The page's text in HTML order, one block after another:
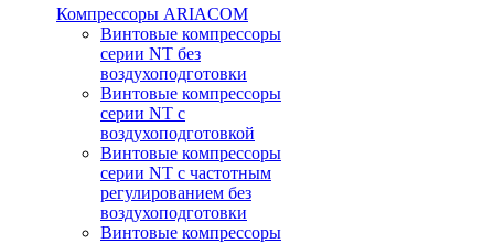
Компрессоры ARIACOM
Винтовые компрессоры
серии NT без
воздухоподготовки
Винтовые компрессоры
серии NT c
воздухоподготовкой
Винтовые компрессоры
серии NT с частотным
регулированием без
воздухоподготовки
Винтовые компрессоры